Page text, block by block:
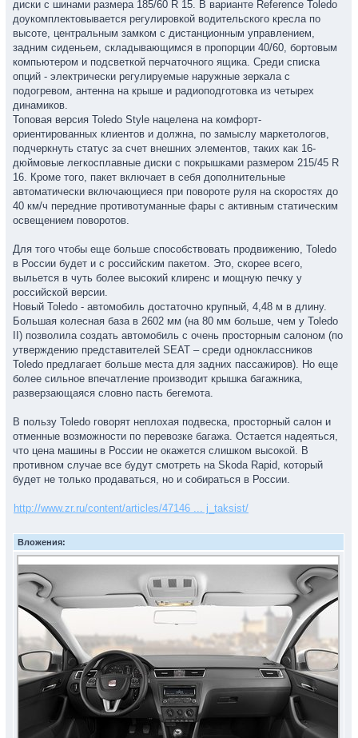
диски с шинами размера 185/60 R 15. В варианте Reference Toledo
доукомплектовывается регулировкой водительского кресла по
высоте, центральным замком с дистанционным управлением,
задним сиденьем, складывающимся в пропорции 40/60, бортовым
компьютером и подсветкой перчаточного ящика. Среди списка
опций - электрически регулируемые наружные зеркала с
подогревом, антенна на крыше и радиоподготовка из четырех
динамиков.
Топовая версия Toledo Style нацелена на комфорт-
ориентированных клиентов и должна, по замыслу маркетологов,
подчеркнуть статус за счет внешних элементов, таких как 16-
дюймовые легкосплавные диски с покрышками размером 215/45 R
16. Кроме того, пакет включает в себя дополнительные
автоматически включающиеся при повороте руля на скоростях до
40 км/ч передние противотуманные фары с активным статическим
освещением поворотов.
Для того чтобы еще больше способствовать продвижению, Toledo
в России будет и с российским пакетом. Это, скорее всего,
выльется в чуть более высокий клиренс и мощную печку у
российской версии.
Новый Toledo - автомобиль достаточно крупный, 4,48 м в длину.
Большая колесная база в 2602 мм (на 80 мм больше, чем у Toledo
II) позволила создать автомобиль с очень просторным салоном (по
утверждению представителей SEAT – среди одноклассников
Toledo предлагает больше места для задних пассажиров). Но еще
более сильное впечатление производит крышка багажника,
разверзающаяся словно пасть бегемота.
В пользу Toledo говорят неплохая подвеска, просторный салон и
отменные возможности по перевозке багажа. Остается надеяться,
что цена машины в России не окажется слишком высокой. В
противном случае все будут смотреть на Skoda Rapid, который
будет не только продаваться, но и собираться в России.
http://www.zr.ru/content/articles/47146 ... j_taksist/
Вложения: